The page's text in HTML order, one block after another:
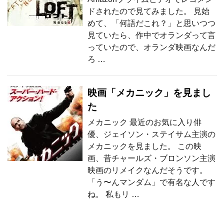
ドされたので見てみました。 見始
めて、「何語だこれ？」と思いつつ
見ていたら、作中でオランダって言
っていたので、オランダ映画なんだ
ろ …
映画「メカニック」を見まし
た
メカニック 最近のお気に入り俳
優、ジェイソン・ステイサム主演の
メカニックを見ました。 この映
画、昔チャールズ・ブロンソン主演
映画のリメイクなんだそうです。
「う〜んマンダム」で有名な人です
ね。 私もリ …